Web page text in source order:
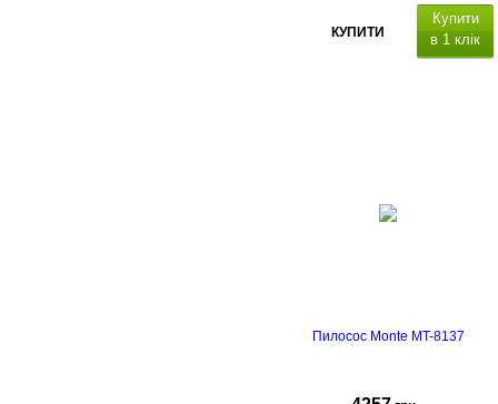
КУПИТИ
Купити
в 1 клік
Пилосос Monte MT-8137